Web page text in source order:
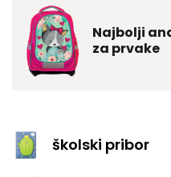
školski pribor
Najbolji
za prvake